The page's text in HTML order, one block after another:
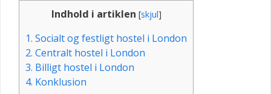
Indhold i artiklen [skjul]
1. Socialt og festligt hostel i London
2. Centralt hostel i London
3. Billigt hostel i London
4. Konklusion